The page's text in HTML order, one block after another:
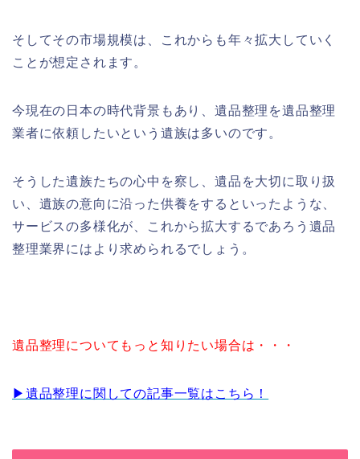
そしてその市場規模は、これからも年々拡大していく
ことが想定されます。
今現在の日本の時代背景もあり、遺品整理を遺品整理
業者に依頼したいという遺族は多いのです。
そうした遺族たちの心中を察し、遺品を大切に取り扱
い、遺族の意向に沿った供養をするといったような、
サービスの多様化が、これから拡大するであろう遺品
整理業界にはより求められるでしょう。
遺品整理についてもっと知りたい場合は・・・
▶︎遺品整理に関しての記事一覧はこちら！